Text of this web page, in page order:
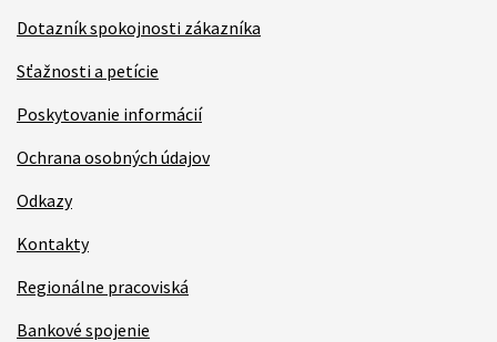
Dotazník spokojnosti zákazníka
Sťažnosti a petície
Poskytovanie informácií
Ochrana osobných údajov
Odkazy
Kontakty
Regionálne pracoviská
Bankové spojenie